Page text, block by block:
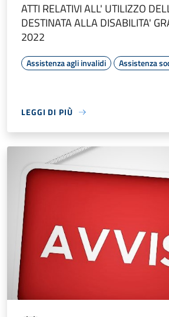
ATTI RELATIVI ALL' UTILIZZO
DESTINATA ALLA DISABILITA'
2022
Assistenza agli invalidi Assistenza
LEGGI DI PIÙ